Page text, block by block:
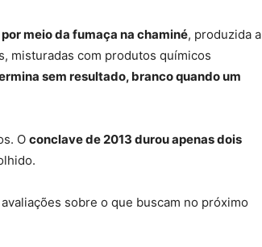
meio da fumaça na chaminé, produzida a
misturadas com produtos químicos
sem resultado, branco quando um
O conclave de 2013 durou apenas dois
sobre o que buscam no próximo